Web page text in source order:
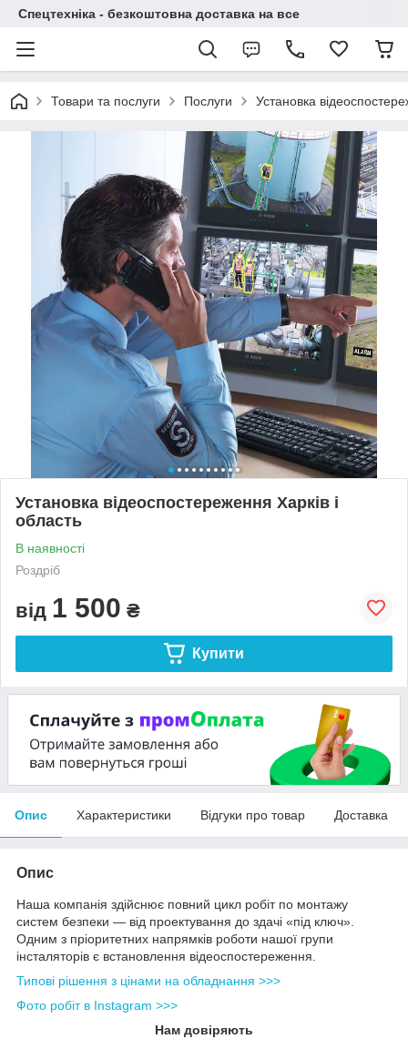
Спецтехніка - безкоштовна доставка на все
Товари та послуги Послуги Установка
Установка відеоспостереження Харків і
область
В наявності
Роздріб
від 1 500 ₴
Купити
Опис Характеристики Відгуки про товар Доставка
Опис
Наша компанія здійснює повний цикл робіт по монтажу
систем безпеки — від проектування до здачі «під ключ».
Одним з пріоритетних напрямків роботи нашої групи
інсталяторів є встановлення відеоспостереження.
Типові рішення з цінами на обладнання >>>
Фото робіт в Instagram >>>
Нам довіряють